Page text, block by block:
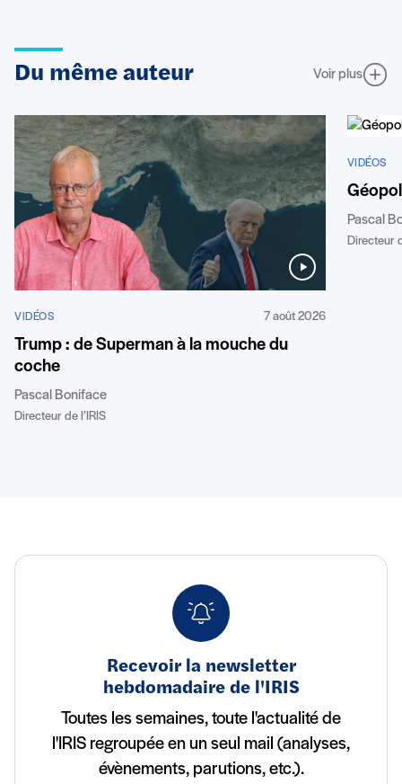
Du même auteur Voir plus
VIDÉOS 7 août 2026
Trump : de Superman à la mouche du
coche
Pascal Boniface
Directeur de l’IRIS
VIDÉOS
Pascal
Directeur
Recevoir la newsletter
hebdomadaire de l'IRIS
Toutes les semaines, toute l'actualité de
l'IRIS regroupée en un seul mail (analyses,
évènements, parutions, etc.).